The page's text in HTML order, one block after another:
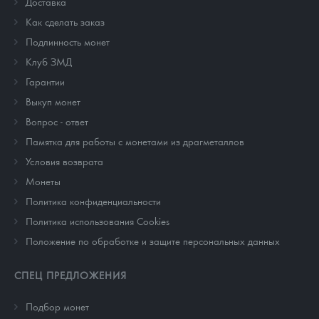
Как сделать заказ
Подлинность монет
Клуб ЗМД
Гарантии
Выкуп монет
Вопрос - ответ
Памятка для работы с монетами из драгметаллов
Условия возврата
Монеты
Политика конфиденциальности
Политика использования Cookies
Положение по обработке и защите персональных данных
СПЕЦ ПРЕДЛОЖЕНИЯ
Подбор монет